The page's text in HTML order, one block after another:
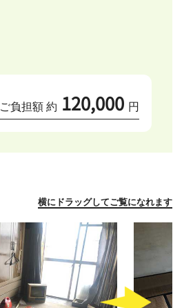
ご負担額 約 120,000 円
横にドラッグしてご覧になれます